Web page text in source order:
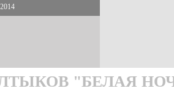
2014
"БЕЛАЯ